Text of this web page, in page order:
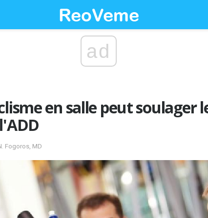
ad
en salle peut soulager
Fogoros, MD